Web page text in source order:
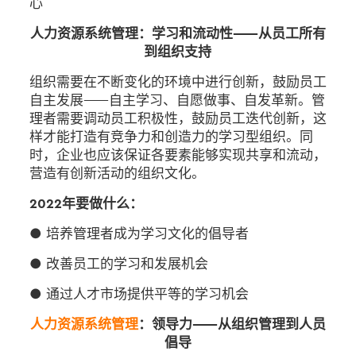
人力资源系统管理：学习和流动性——从员工所有
到组织支持
组织需要在不断变化的环境中进行创新，鼓励员工
自主发展——自主学习、自愿做事、自发革新。管
理者需要调动员工积极性，鼓励员工迭代创新，这
样才能打造有竞争力和创造力的学习型组织。同
时，企业也应该保证各要素能够实现共享和流动，
营造有创新活动的组织文化。
2022年要做什么：
● 培养管理者成为学习文化的倡导者
● 改善员工的学习和发展机会
● 通过人才市场提供平等的学习机会
人力资源系统管理：领导力——从组织管理到人员
倡导